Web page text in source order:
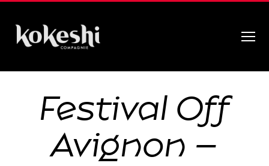
Kokeshi
Festival Off
Avignon –